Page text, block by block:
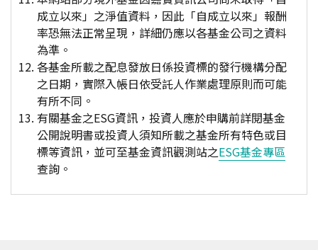
成立以來」之淨值資料，因此「自成立以來」報酬
率恐無法正常呈現，詳細仍應以各基金公司之資料
為準。
各基金所載之配息發放日係投資標的發行機構分配
之日期，實際入帳日依受託人作業處理原則而可能
有所不同。
有關基金之ESG資訊，投資人應於申購前詳閱基金
公開說明書或投資人須知所載之基金所有特色或目
標等資訊，並可至基金資訊觀測站之ESG基金專區
查詢。